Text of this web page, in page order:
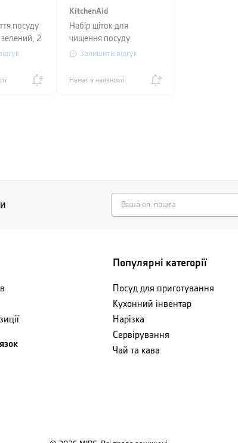
посуду
2
KitchenAid
Набір щіток для
чищення посуду
KitchenAid Sinkware, 2
Залишити відгук
Немає в наявності
Популярні категорії
Посуд для приготування
Кухонний інвентар
Нарізка
Сервірування
Чай та кава